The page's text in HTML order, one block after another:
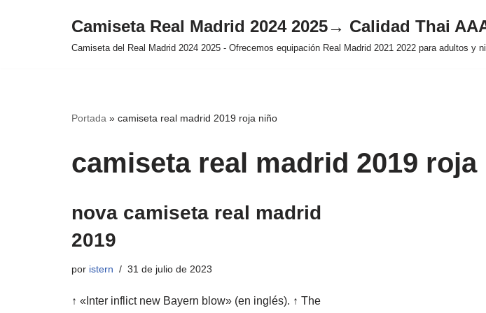
Camiseta Real Madrid 2024 2025→ Calidad Thai
Camiseta del Real Madrid 2024 2025 - Ofrecemos equipación Real Madrid 2021 2022 para adultos y
Portada » camiseta real madrid 2019 roja niño
camiseta real madrid 2019 roja
nova camiseta real madrid
2019
por istern 31 de julio de 2023
↑ «Inter inflict new Bayern blow» (en inglés). ↑ The